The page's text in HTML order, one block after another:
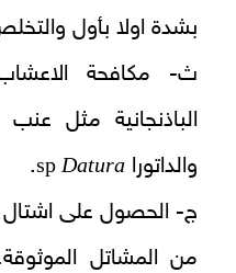
بشدة اولا بأول
ث- مكافحة
الباذنجانية مثل عنب
والداتورا Datura
.
ج- الحصول على اشتال
من المشاتل